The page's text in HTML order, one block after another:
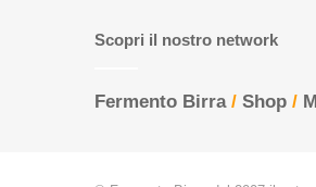
Scopri il nostro network
Fermento Birra/ Shop /